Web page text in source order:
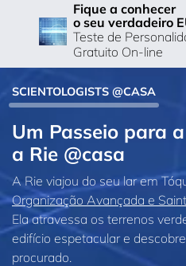
Fique a conhecer
o seu verdadeiro
Teste de
Gratuito On-line
SCIENTOLOGISTS @CASA
Um Passeio para
a Rie @casa
A Rie viajou do seu lar em
Organização Avançada e
Ela atravessa os terrenos
edifício espetacular e
procurado.